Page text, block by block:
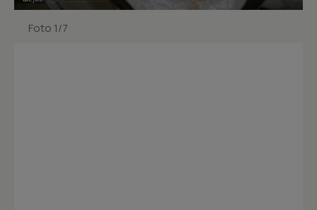
Foto 1/7